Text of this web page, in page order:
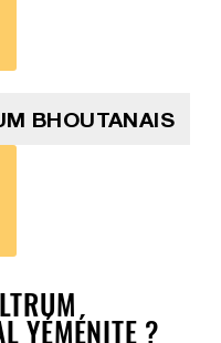
BHOUTANAIS
YÉMÉNITE ?